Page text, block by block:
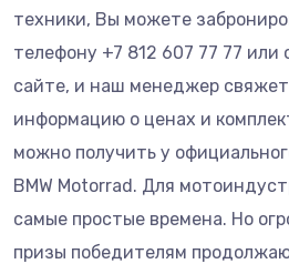
техники, Вы можете
телефону +7 812 607 77 77 или
сайте, и наш менеджер
информацию о ценах и
можно получить у
BMW Motorrad. Для
самые простые времена. Но
призы победителям